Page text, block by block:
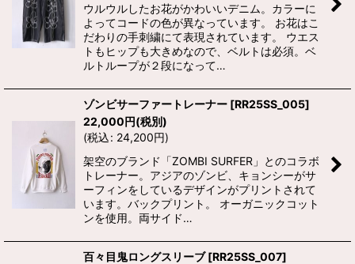
ウルウルしたお花がかわいいデニム。カラーに
よってコードの色が異なっています。 お花はこ
だわりの手刺繍にて表現されています。 ウエス
トもヒップも大きめなので、ベルトは必須。ベ
ルトループが２段になって…
ゾンビサーファートレーナー [RR25SS_005]
22,000円(税別)
(税込: 24,200円)
架空のブランド「ZOMBI SURFER」とのコラボ
トレーナー。アジアのゾンビ、キョンシーがサ
ーフィンをしているデザインがプリントされて
います。バックプリント。 オーガニックコット
ンを使用。両サイド…
百々目鬼ロングスリーブ [RR25SS_007]